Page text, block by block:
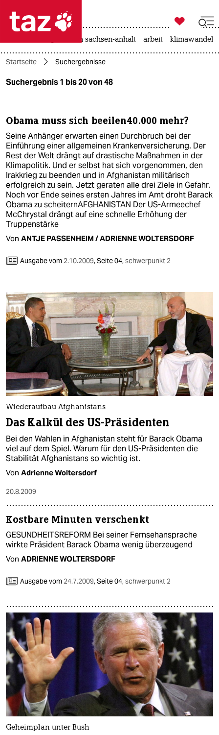
 taz zahl ich
taz zahl ich
themen
öko
gesellschaft
kultur
sport
berlin
nord
wahrheit
verlag
veranstaltungen
shop
fragen & hilfe
unterstützen
abo
genossenschaft
epaper login

taz zahl ich
landtagswahl in sachsen-anhalt arbeit klimawandel
Startseite Suchergebnisse
Suchergebnis 1 bis 20 von 48
Obama muss sich beeilen40.000 mehr?
Seine Anhänger erwarten einen Durchbruch bei der
Einführung einer allgemeinen Krankenversicherung. Der
Rest der Welt drängt auf drastische Maßnahmen in der
Klimapolitik. Und er selbst hat sich vorgenommen, den
Irakkrieg zu beenden und in Afghanistan militärisch
erfolgreich zu sein. Jetzt geraten alle drei Ziele in Gefahr.
Noch vor Ende seines ersten Jahres im Amt droht Barack
Obama zu scheiternAFGHANISTAN Der US-Armeechef
McChrystal drängt auf eine schnelle Erhöhung der
Truppenstärke
Von ANTJE PASSENHEIM / ADRIENNE WOLTERSDORF
Ausgabe vom 2.10.2009,Seite 04,schwerpunkt 2
Wiederaufbau Afghanistans
Das Kalkül des US-Präsidenten
Bei den Wahlen in Afghanistan steht für Barack Obama
viel auf dem Spiel. Warum für den US-Präsidenten die
Stabilität Afghanistans so wichtig ist.
Von Adrienne Woltersdorf
20.8.2009
Kostbare Minuten verschenkt
GESUNDHEITSREFORM Bei seiner Fernsehansprache
wirkte Präsident Barack Obama wenig überzeugend
Von ADRIENNE WOLTERSDORF
Ausgabe vom 24.7.2009,Seite 04,schwerpunkt 2
Geheimplan unter Bush